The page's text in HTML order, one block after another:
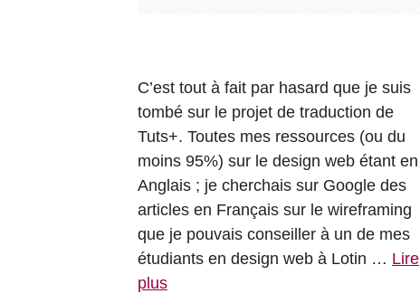
C’est tout à fait par hasard que je suis
tombé sur le projet de traduction de
Tuts+. Toutes mes ressources (ou du
moins 95%) sur le design web étant en
Anglais ; je cherchais sur Google des
articles en Français sur le wireframing
que je pouvais conseiller à un de mes
étudiants en design web à Lotin … Lire
plus